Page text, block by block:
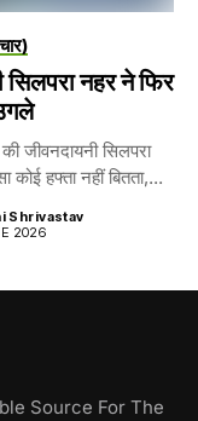
सिलपरा नहर ने फिर
जीवनदायनी सिलपरा
कोई हफ्ता नहीं बितता,...
Shrivastav
2026
Source For The